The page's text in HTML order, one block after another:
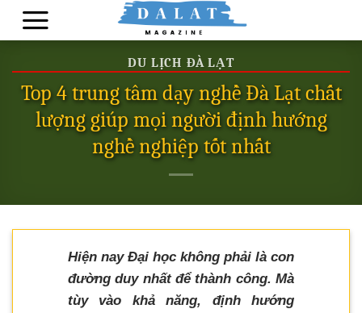
Skip
DU LỊCH ĐÀ LẠT
Top 4 trung tâm dạy nghề Đà Lạt chất
lượng giúp mọi người định hướng
nghề nghiệp tốt nhất
Hiện nay Đại học không phải là con
đường duy nhất để thành công. Mà
tùy vào khả năng, định hướng